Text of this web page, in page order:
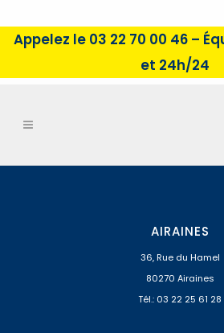
Appelez le 03 22 70 00 46 –
et 24h/24
AIRAINES
36, Rue du Hamel
80270 Airaines
Tél.: 03 22 25 61 28